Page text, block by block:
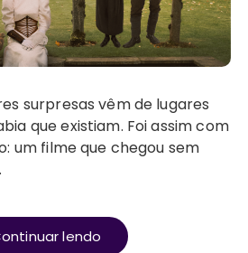
que existiam. Foi assim com
um filme que chegou sem
lendo